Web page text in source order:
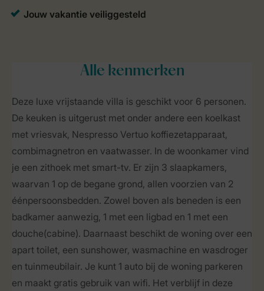
Alle kenmerken
Deze luxe vrijstaande villa is geschikt voor 6 personen.
De keuken is uitgerust met onder andere een koelkast
met vriesvak, Nespresso Vertuo koffiezetapparaat,
combimagnetron en vaatwasser. In de woonkamer vind
je een zithoek met smart-tv. Er zijn 3 slaapkamers,
waarvan 1 op de begane grond, allen voorzien van 2
éénpersoonsbedden. Zowel boven als beneden is een
badkamer aanwezig, 1 met een ligbad en 1 met een
douche(cabine). Daarnaast beschikt de woning over een
apart toilet, een sunshower, wasmachine en wasdroger
en tuinmeubilair. Je kunt 1 auto bij de woning parkeren
en maakt gratis gebruik van wifi. Het verblijf in deze